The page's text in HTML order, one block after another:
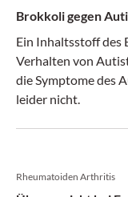
Brokkoli gegen
Ein Inhaltsstoff des
Verhalten von
die Symptome des
leider nicht.
Rheumatoiden Arthritis